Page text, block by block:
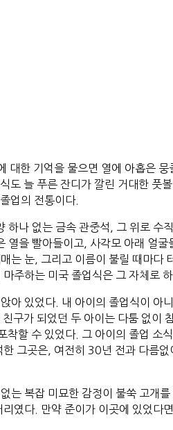
한 기억을 물으면 열에 아홉은 뭉
도 늘 푸른 잔디가 깔린 거대한 풋
업의 전통이다.
나 없는 금속 관중석, 그 위로 수
을 빨아들이고, 사각모 아래 얼굴
는 눈, 그리고 이름이 불릴 때마다
주하는 미국 졸업식은 그 자체로
아 있었다. 내 아이의 졸업식이 아
구가 되었던 두 아이는 다툼 없이
할 수 있었다. 그 아이의 졸업 소
그곳은, 여전히 30년 전과 다름
는 복잡 미묘한 감정이 불쑥 고개
였다. 만약 준이가 이곳에 있었다